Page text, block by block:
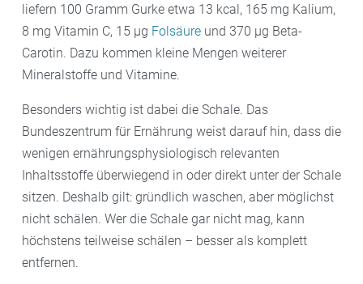
liefern 100 Gramm Gurke etwa 13 kcal, 165 mg Kalium,
8 mg Vitamin C, 15 µg Folsäure und 370 µg Beta-
Carotin. Dazu kommen kleine Mengen weiterer
Mineralstoffe und Vitamine.
Besonders wichtig ist dabei die Schale. Das
Bundeszentrum für Ernährung weist darauf hin, dass die
wenigen ernährungsphysiologisch relevanten
Inhaltsstoffe überwiegend in oder direkt unter der Schale
sitzen. Deshalb gilt: gründlich waschen, aber möglichst
nicht schälen. Wer die Schale gar nicht mag, kann
höchstens teilweise schälen – besser als komplett
entfernen.